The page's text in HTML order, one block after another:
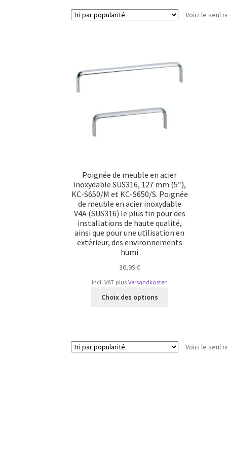
Voici le seul
Poignée de meuble en acier
inoxydable SUS316, 127 mm (5″),
KC-S650/M et KC-S650/S. Poignée
de meuble en acier inoxydable
V4A (SUS316) le plus fin pour des
installations de haute qualité,
ainsi que pour une utilisation en
extérieur, des environnements
humi
36,99€
incl. VAT plus Versandkosten
Choix des options
Les
Voici le seul